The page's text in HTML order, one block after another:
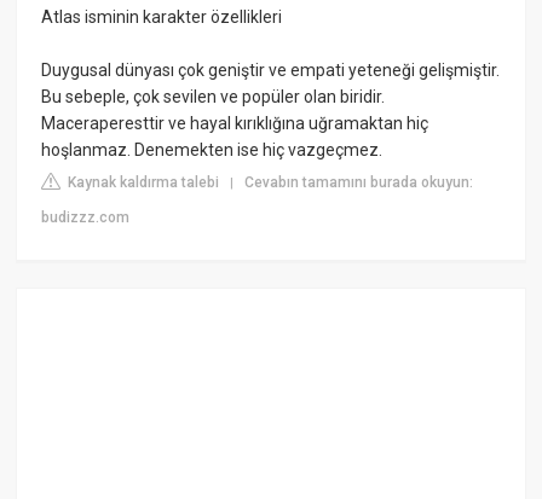
Atlas isminin karakter özellikleri
Duygusal dünyası çok geniştir ve empati yeteneği gelişmiştir.
Bu sebeple, çok sevilen ve popüler olan biridir.
Maceraperesttir ve hayal kırıklığına uğramaktan hiç
hoşlanmaz. Denemekten ise hiç vazgeçmez.
Kaynak kaldırma talebi |Cevabın tamamını burada okuyun:
budizzz.com